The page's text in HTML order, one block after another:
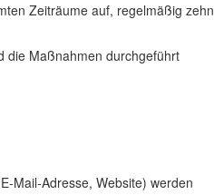
Zeiträume auf, regelmäßig zehn
die Maßnahmen durchgeführt
Mail-Adresse, Website) werden